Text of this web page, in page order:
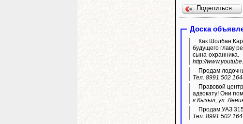
Поделиться…
Доска
Как Шолбан Кара-оол покалечил
будущего главу
сына-охранника.
http://
Продам
Тел. 8991 502
Правовой
адвокату! Они
г.Кызыл, ул.
Продам УАЗ
Тел. 8991 502